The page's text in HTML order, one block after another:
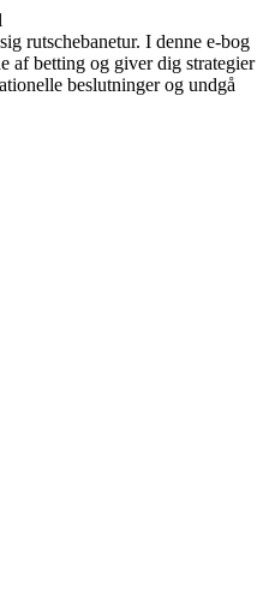
rutschebanetur. I denne e-bog
af betting og giver dig strategier
beslutninger og undgå